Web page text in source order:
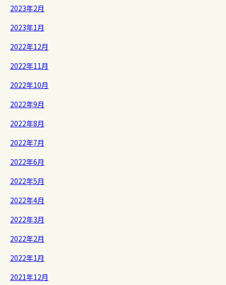
2023年2月
2023年1月
2022年12月
2022年11月
2022年10月
2022年9月
2022年8月
2022年7月
2022年6月
2022年5月
2022年4月
2022年3月
2022年2月
2022年1月
2021年12月